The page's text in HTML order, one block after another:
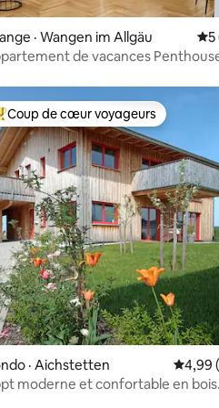
· Wangen im Allgäu
5
de vacances
4,92 sur 5, 61 commentaires
de cœur voyageurs parmi les
Coup de cœur voyageurs
· Aichstetten Note
4,99
moderne et confortable en bois